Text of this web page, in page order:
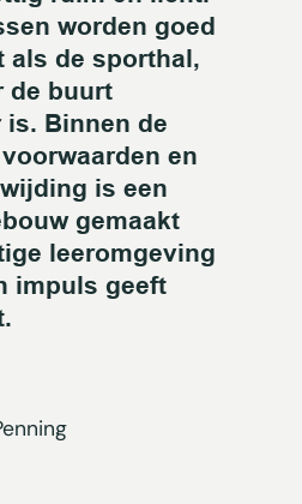
worden goed
als de sporthal,
de buurt
Binnen de
en
is een
gemaakt
leeromgeving
impuls geeft